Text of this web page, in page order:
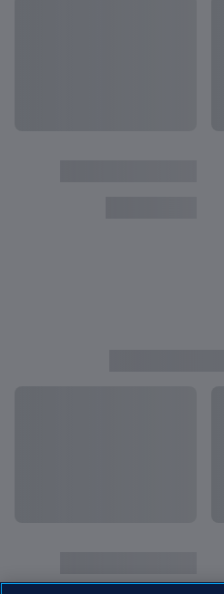
ليونيل ميسِّي في الـ١٧ | بطولة العالم للشباب FIFA